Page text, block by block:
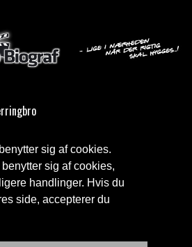
sig af cookies.
sig af cookies,
handlinger. Hvis du
side, accepterer du